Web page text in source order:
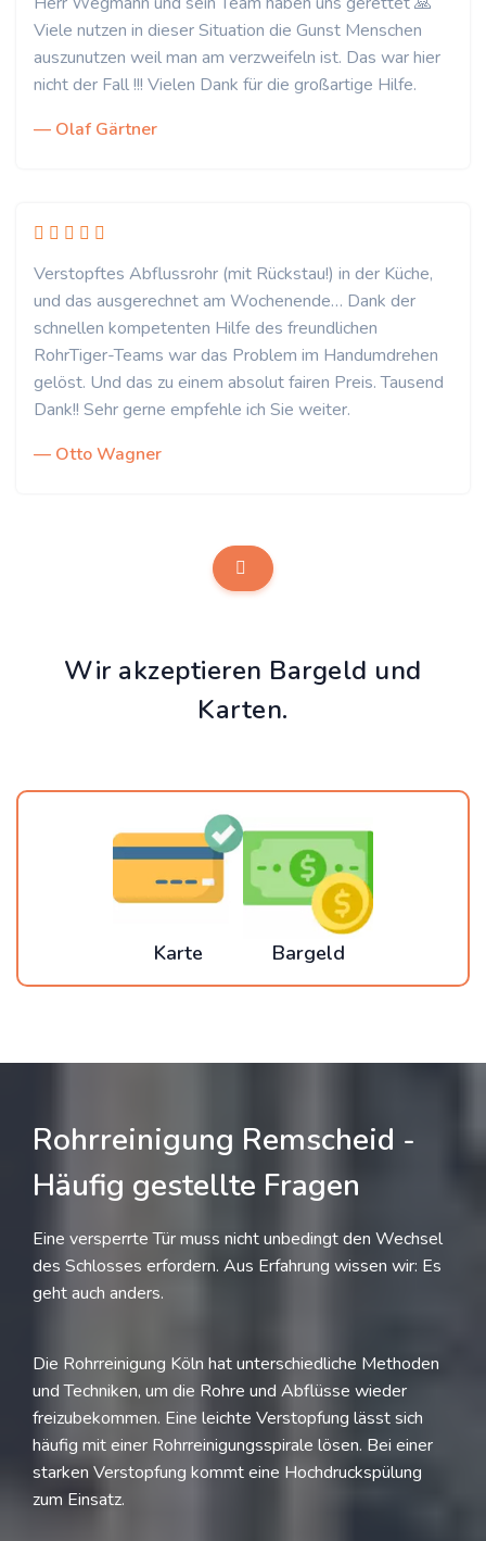
Viele nutzen in dieser Situation die Gunst Menschen
auszunutzen weil man am verzweifeln ist. Das war hier
nicht der Fall !!! Vielen Dank für die großartige Hilfe.
— Olaf Gärtner
Verstopftes Abflussrohr (mit Rückstau!) in der Küche,
und das ausgerechnet am Wochenende… Dank der
schnellen kompetenten Hilfe des freundlichen
RohrTiger-Teams war das Problem im Handumdrehen
gelöst. Und das zu einem absolut fairen Preis. Tausend
Dank!! Sehr gerne empfehle ich Sie weiter.
— Otto Wagner
Wir akzeptieren Bargeld und
Karten.
Karte Bargeld
Rohrreinigung Remscheid -
Häufig gestellte Fragen
Eine versperrte Tür muss nicht unbedingt den Wechsel
des Schlosses erfordern. Aus Erfahrung wissen wir: Es
geht auch anders.
Die Rohrreinigung Köln hat unterschiedliche Methoden
und Techniken, um die Rohre und Abflüsse wieder
freizubekommen. Eine leichte Verstopfung lässt sich
häufig mit einer Rohrreinigungsspirale lösen. Bei einer
starken Verstopfung kommt eine Hochdruckspülung
zum Einsatz.